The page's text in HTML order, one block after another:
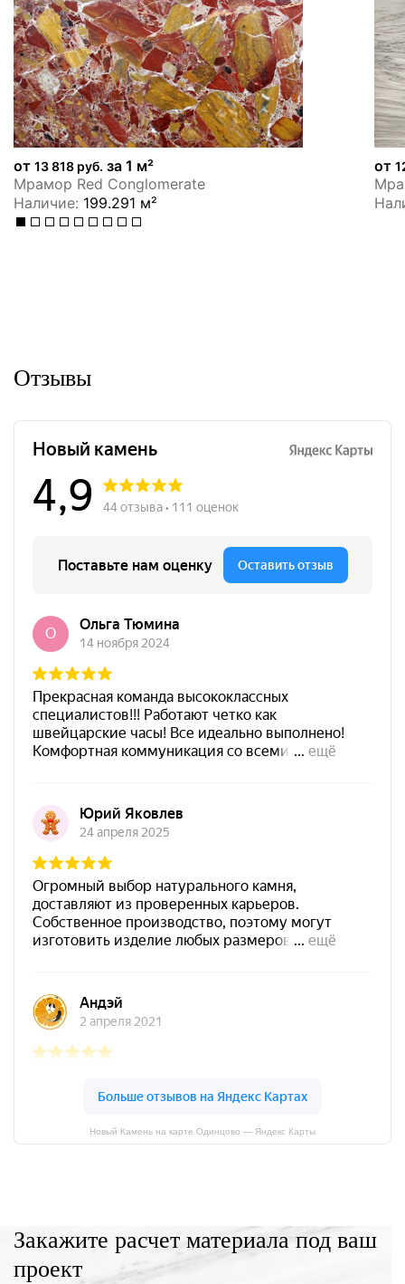
от13 818 руб. за 1 м²
Мрамор Red Conglomerate
Наличие: 199.291 м²
от
Отзывы
Новый Камень на карте Одинцово — Яндекс Карты
Закажите расчет материала под ваш
проект